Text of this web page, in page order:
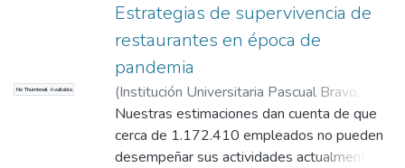
No Thumbnail Available
Estrategias de supervivencia de
restaurantes en época de
pandemia
(Institución Universitaria Pascual Bravo
2021)Rivera García, Daniela;Echavarría
Cuervo, Jacobo Hernán;Álvarez Gallo,
Sandra Milena
Nuestras estimaciones dan cuenta de que
cerca de 1.172.410 empleados no pueden
desempeñar sus actividades actualmente,